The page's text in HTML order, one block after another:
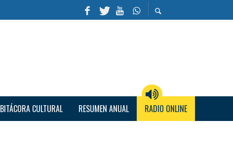
BITÁCORA CULTURAL RESUMEN ANUAL RADIO ONLINE